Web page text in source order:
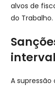
alvos de
do Trabalho.
A